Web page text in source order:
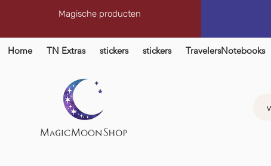
Magische producten
Home TN Extras stickers stickers TravelersNotebooks